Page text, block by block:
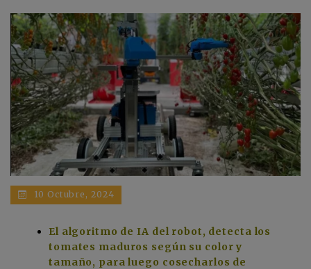
10 Octubre, 2024
El algoritmo de IA del robot, detecta los
tomates maduros según su color y
tamaño, para luego cosecharlos de